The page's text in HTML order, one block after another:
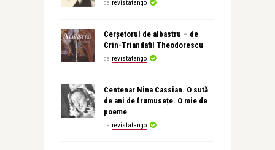
de revistatango
Cerșetorul de albastru – de
Crin-Triandafil Theodorescu
de revistatango
Centenar Nina Cassian. O sută
de ani de frumusețe. O mie de
poeme
de revistatango